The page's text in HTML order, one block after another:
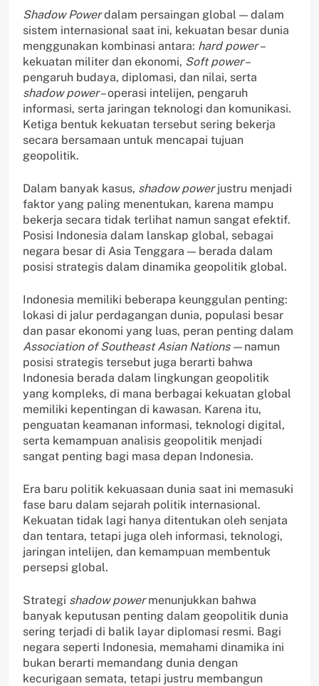
Shadow Powerdalam persaingan global — dalam
sistem internasional saat ini, kekuatan besar dunia
menggunakan kombinasi antara: hard power –
kekuatan militer dan ekonomi, Soft power–
pengaruh budaya, diplomasi, dan nilai, serta
shadow power– operasi intelijen, pengaruh
informasi, serta jaringan teknologi dan komunikasi.
Ketiga bentuk kekuatan tersebut sering bekerja
secara bersamaan untuk mencapai tujuan
geopolitik.
Dalam banyak kasus, shadow powerjustru menjadi
faktor yang paling menentukan, karena mampu
bekerja secara tidak terlihat namun sangat efektif.
Posisi Indonesia dalam lanskap global, sebagai
negara besar di Asia Tenggara — berada dalam
posisi strategis dalam dinamika geopolitik global.
Indonesia memiliki beberapa keunggulan penting:
lokasi di jalur perdagangan dunia, populasi besar
dan pasar ekonomi yang luas, peran penting dalam
Association of Southeast Asian Nations — namun
posisi strategis tersebut juga berarti bahwa
Indonesia berada dalam lingkungan geopolitik
yang kompleks, di mana berbagai kekuatan global
memiliki kepentingan di kawasan. Karena itu,
penguatan keamanan informasi, teknologi digital,
serta kemampuan analisis geopolitik menjadi
sangat penting bagi masa depan Indonesia.
Era baru politik kekuasaan dunia saat ini memasuki
fase baru dalam sejarah politik internasional.
Kekuatan tidak lagi hanya ditentukan oleh senjata
dan tentara, tetapi juga oleh informasi, teknologi,
jaringan intelijen, dan kemampuan membentuk
persepsi global.
Strategi shadow powermenunjukkan bahwa
banyak keputusan penting dalam geopolitik dunia
sering terjadi di balik layar diplomasi resmi. Bagi
negara seperti Indonesia, memahami dinamika ini
bukan berarti memandang dunia dengan
kecurigaan semata, tetapi justru membangun